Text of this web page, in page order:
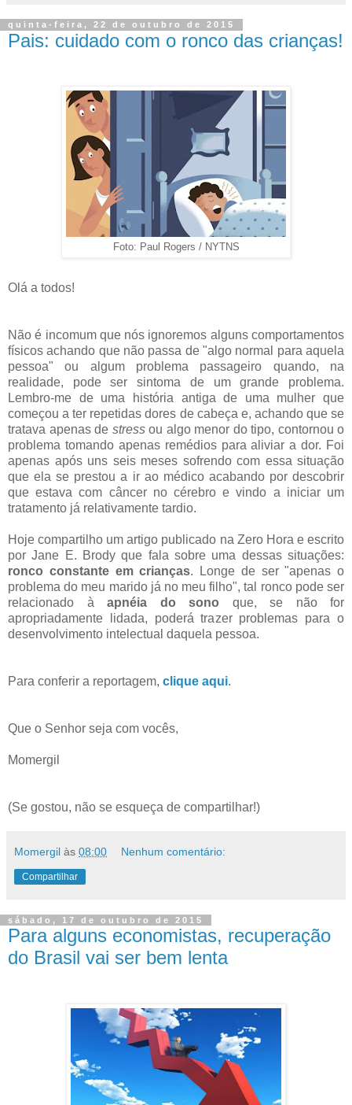
quinta-feira, 22 de outubro de 2015
Pais: cuidado com o ronco das crianças!
Foto: Paul Rogers / NYTNS
Olá a todos!
Não é incomum que nós ignoremos alguns comportamentos
físicos achando que não passa de "algo normal para aquela
pessoa" ou algum problema passageiro quando, na
realidade, pode ser sintoma de um grande problema.
Lembro-me de uma história antiga de uma mulher que
começou a ter repetidas dores de cabeça e, achando que se
tratava apenas de stressou algo menor do tipo, contornou o
problema tomando apenas remédios para aliviar a dor. Foi
apenas após uns seis meses sofrendo com essa situação
que ela se prestou a ir ao médico acabando por descobrir
que estava com câncer no cérebro e vindo a iniciar um
tratamento já relativamente tardio.
Hoje compartilho um artigo publicado na Zero Hora e escrito
por Jane E. Brody que fala sobre uma dessas situações:
ronco constante em crianças. Longe de ser "apenas o
problema do meu marido já no meu filho", tal ronco pode ser
relacionado à apnéia do sono que, se não for
apropriadamente lidada, poderá trazer problemas para o
desenvolvimento intelectual daquela pessoa.
Para conferir a reportagem, clique aqui.
Que o Senhor seja com vocês,
Momergil
(Se gostou, não se esqueça de compartilhar!)
Momergil às 08:00 Nenhum comentário:
Compartilhar
sábado, 17 de outubro de 2015
Para alguns economistas, recuperação
do Brasil vai ser bem lenta